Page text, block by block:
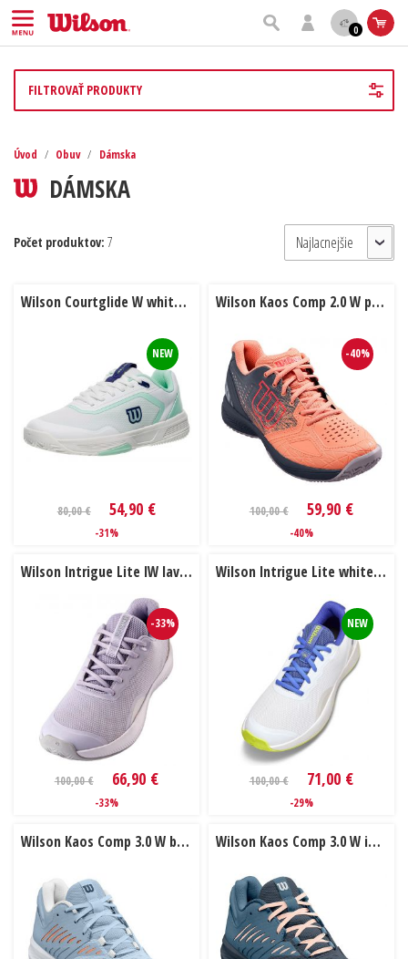
0
FILTROVAŤ PRODUKTY
Úvod / Obuv / Dámska
DÁMSKA
Počet produktov: 7
Wilson Courtglide W white / bay / skip
NEW
80,00 € 54,90 €
-31%
Wilson Kaos Comp 2.0 W papay / india ink / caye
-40%
100,00 € 59,90 €
-40%
Wilson Intrigue Lite IW lavender blue / white / lunar rock
-33%
100,00 € 66,90 €
-33%
Wilson Intrigue Lite white / amparo blue / safety yellow
NEW
100,00 € 71,00 €
-29%
Wilson Kaos Comp 3.0 W baby blue / white / blue fog Wilson Kaos Comp 3.0 W india ink / china blue / scallop shell